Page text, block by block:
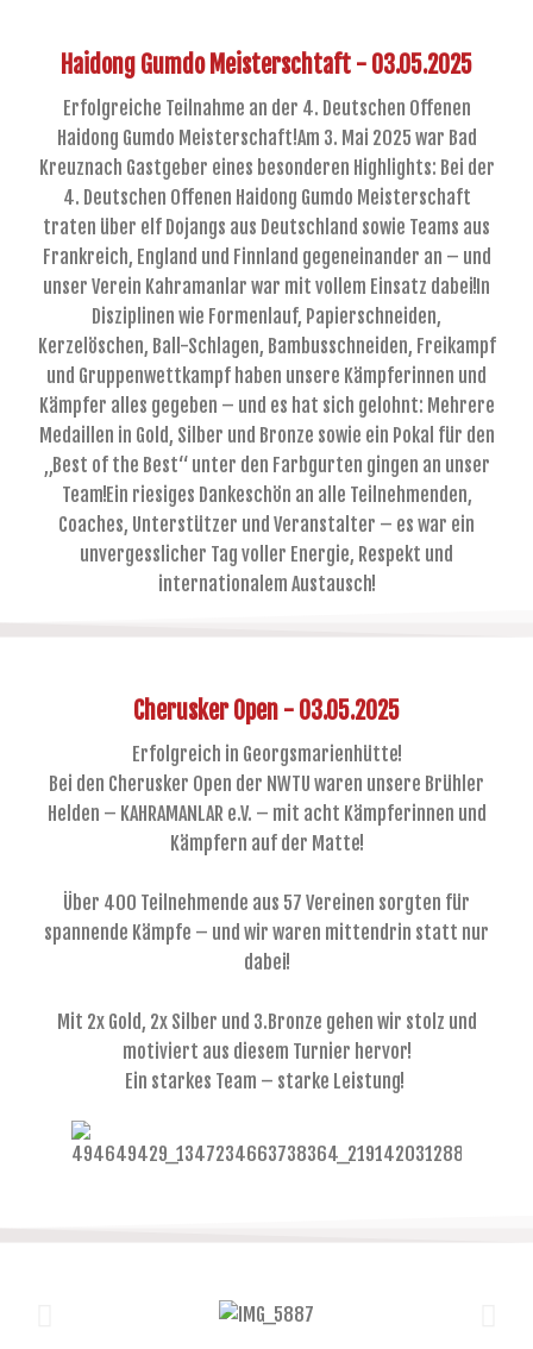
Haidong Gumdo Meisterschtaft - 03.05.2025
Erfolgreiche Teilnahme an der 4. Deutschen Offenen
Haidong Gumdo Meisterschaft!Am 3. Mai 2025 war Bad
Kreuznach Gastgeber eines besonderen Highlights: Bei der
4. Deutschen Offenen Haidong Gumdo Meisterschaft
traten über elf Dojangs aus Deutschland sowie Teams aus
Frankreich, England und Finnland gegeneinander an – und
unser Verein Kahramanlar war mit vollem Einsatz dabei!In
Disziplinen wie Formenlauf, Papierschneiden,
Kerzelöschen, Ball-Schlagen, Bambusschneiden, Freikampf
und Gruppenwettkampf haben unsere Kämpferinnen und
Kämpfer alles gegeben – und es hat sich gelohnt: Mehrere
Medaillen in Gold, Silber und Bronze sowie ein Pokal für den
„Best of the Best“ unter den Farbgurten gingen an unser
Team!Ein riesiges Dankeschön an alle Teilnehmenden,
Coaches, Unterstützer und Veranstalter – es war ein
unvergesslicher Tag voller Energie, Respekt und
internationalem Austausch!
Cherusker Open - 03.05.2025
Erfolgreich in Georgsmarienhütte!
Bei den Cherusker Open der NWTU waren unsere Brühler
Helden – KAHRAMANLAR e.V. – mit acht Kämpferinnen und
Kämpfern auf der Matte!
Über 400 Teilnehmende aus 57 Vereinen sorgten für
spannende Kämpfe – und wir waren mittendrin statt nur
dabei!
Mit 2x Gold, 2x Silber und 3.Bronze gehen wir stolz und
motiviert aus diesem Turnier hervor!
Ein starkes Team – starke Leistung!